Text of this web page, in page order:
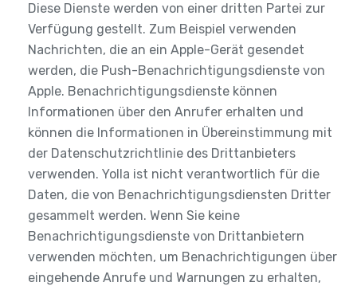
Diese Dienste werden von einer dritten Partei zur
Verfügung gestellt. Zum Beispiel verwenden
Nachrichten, die an ein Apple-Gerät gesendet
werden, die Push-Benachrichtigungsdienste von
Apple. Benachrichtigungsdienste können
Informationen über den Anrufer erhalten und
können die Informationen in Übereinstimmung mit
der Datenschutzrichtlinie des Drittanbieters
verwenden. Yolla ist nicht verantwortlich für die
Daten, die von Benachrichtigungsdiensten Dritter
gesammelt werden. Wenn Sie keine
Benachrichtigungsdienste von Drittanbietern
verwenden möchten, um Benachrichtigungen über
eingehende Anrufe und Warnungen zu erhalten,